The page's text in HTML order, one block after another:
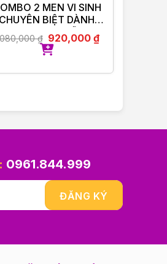
2 MEN VI SINH
CHUYÊN BIỆT DÀNH
CHO PHỤ NỮ
NEUBIOTIC HER
₫ 920,000₫
0961.844.999